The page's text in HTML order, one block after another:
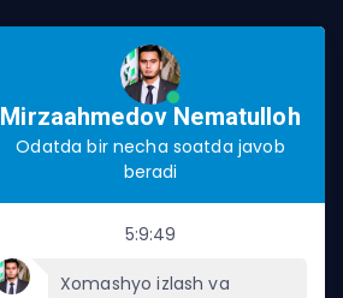
Mirzaahmedov Nematulloh
Odatda bir necha soatda javob
beradi
5:9:49
Xomashyo izlash va